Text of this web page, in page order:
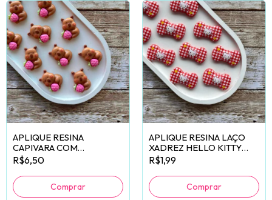
APLIQUE RESINA
CAPIVARA COM
MORANGO - 6 UNIDADES
R$6,50
APLIQUE RESINA LAÇO
XADREZ HELLO KITTY
VERMELHO - 2
UNIDADES
R$1,99